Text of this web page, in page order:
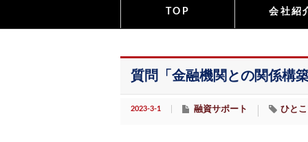
TOP 会社紹
質問「金融機関との関係構
2023-3-1 融資サポート ひとこ